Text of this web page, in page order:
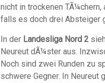
nicht in trockenen
falls es doch drei Absteiger
In der Landesliga Nord 2
Neureut dÃ¼ster aus.
Noch sind zwei Runden zu
schwere Gegner. In Neureut